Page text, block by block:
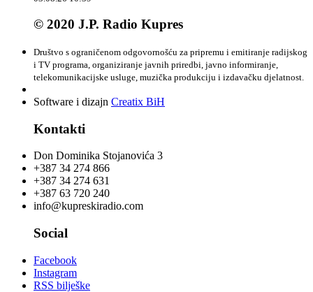
© 2020 J.P. Radio Kupres
Društvo s ograničenom odgovornošću za pripremu i emitiranje radijskog
i TV programa, organiziranje javnih priredbi, javno informiranje,
telekomunikacijske usluge, muzička produkciju i izdavačku djelatnost.
Software i dizajn Creatix BiH
Kontakti
Don Dominika Stojanovića 3
+387 34 274 866
+387 34 274 631
+387 63 720 240
info@kupreskiradio.com
Social
Facebook
Instagram
RSS bilješke